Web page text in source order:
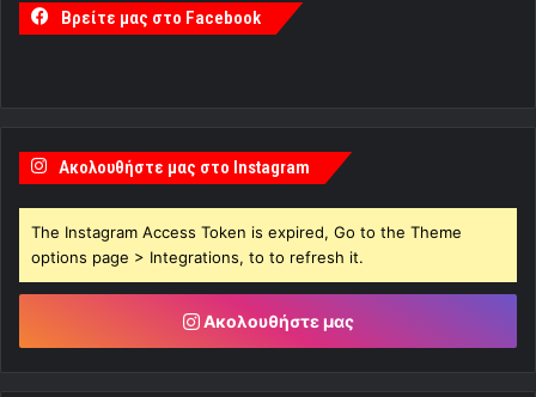
Βρείτε μας στο Facebook
Ακολουθήστε μας στο Instagram
The Instagram Access Token is expired, Go to the Theme
options page > Integrations, to to refresh it.
Ακολουθήστε μας